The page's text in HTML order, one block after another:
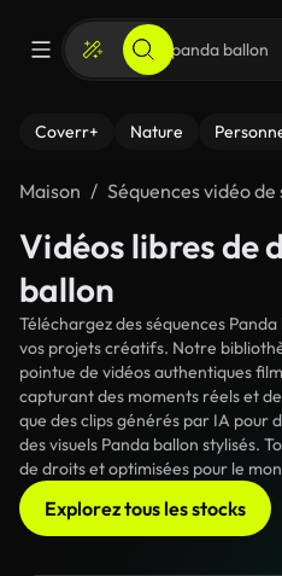
Coverr+ Nature
Maison Séquences vidéo de
Vidéos libres de
ballon
Téléchargez des séquences
vos projets créatifs. Notre
pointue de vidéos authentiques
capturant des moments réels et
que des clips générés par IA pour
des visuels Panda ballon stylisés.
de droits et optimisées pour le
Explorez tous les stocks